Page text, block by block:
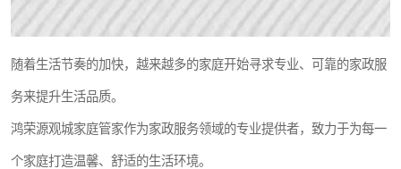
随着生活节奏的加快，越来越多的家庭开始寻求专业、可靠的家政服
务来提升生活品质。
鸿荣源观城家庭管家作为家政服务领域的专业提供者，致力于为每一
个家庭打造温馨、舒适的生活环境。